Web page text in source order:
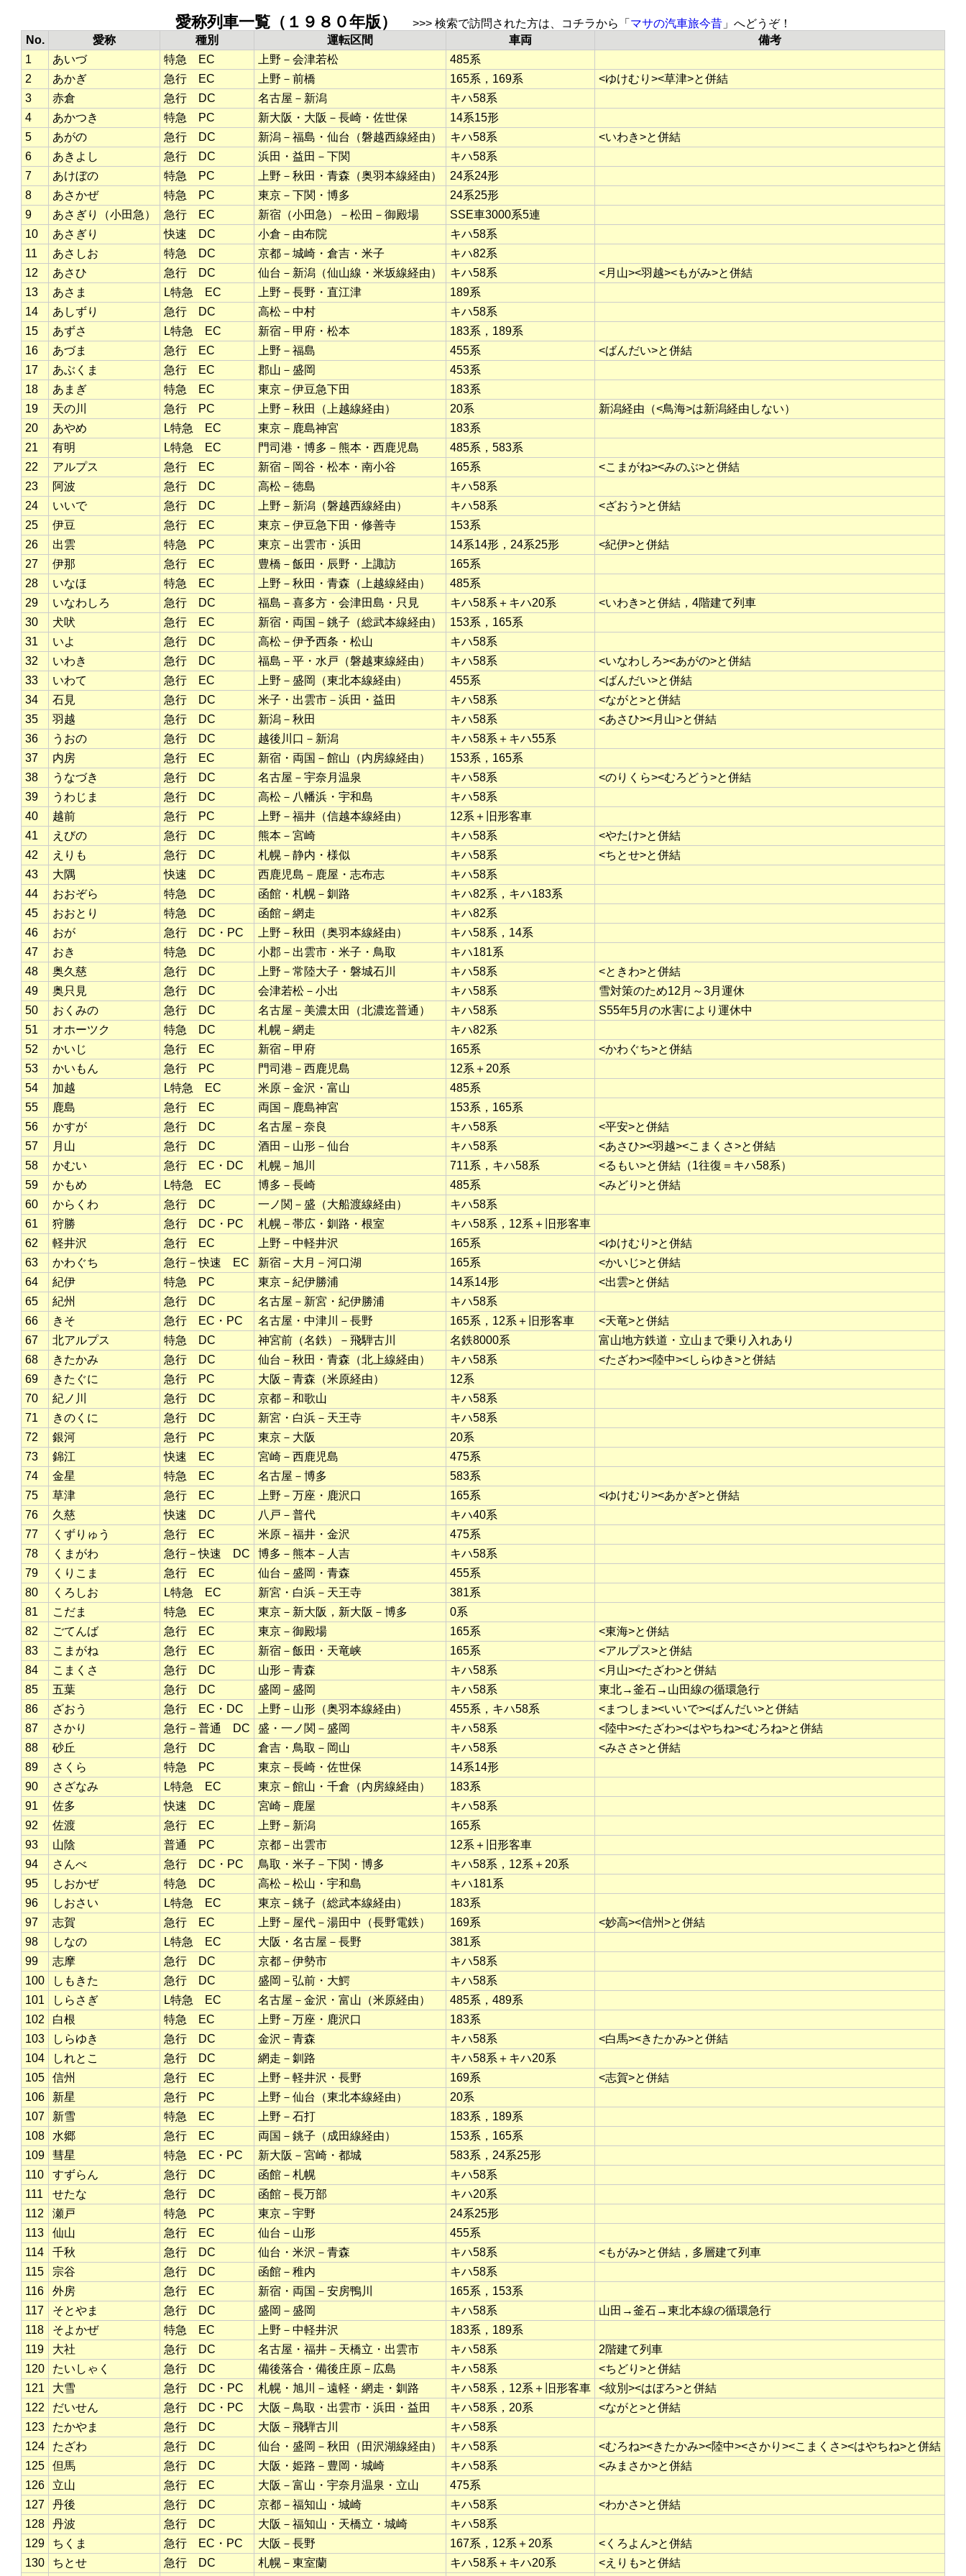
愛称列車一覧（１９８０年版） >>> 検索で訪問された方は、コチラから「 マサの汽車旅今昔」へどうぞ！
No.
愛称 種別 運転区間 車両
備考
1
あいづ 特急 EC 上野－会津若松
485系
2
あかぎ 急行 EC 上野－前橋 165系，169系
<ゆけむり><草津>と併結
3
赤倉 急行 DC 名古屋－新潟
キハ58系
4
あかつき 特急 PC 新大阪・大阪－長崎・佐世保
14系15形
5
あがの 急行 DC 新潟－福島・仙台（磐越西線経由） キハ58系
<いわき>と併結
6
あきよし 急行 DC 浜田・益田－下関
キハ58系
7
あけぼの 特急 PC 上野－秋田・青森（奥羽本線経由）
24系24形
8
あさかぜ 特急 PC 東京－下関・博多
24系25形
9
あさぎり（小田急） 急行 EC 新宿（小田急）－松田－御殿場
SSE車3000系5連
10
あさぎり 快速 DC 小倉－由布院
キハ58系
11
あさしお 特急 DC 京都－城崎・倉吉・米子
キハ82系
12
あさひ 急行 DC 仙台－新潟（仙山線・米坂線経由） キハ58系
<月山><羽越><もがみ>と併結
13
あさま L特急 EC 上野－長野・直江津
189系
14
あしずり 急行 DC 高松－中村
キハ58系
15
あずさ L特急 EC 新宿－甲府・松本
183系，189系
16
あづま 急行 EC 上野－福島 455系
<ばんだい>と併結
17
あぶくま 急行 EC 郡山－盛岡
453系
18
あまぎ 特急 EC 東京－伊豆急下田
183系
19
天の川 急行 PC 上野－秋田（上越線経由） 20系
新潟経由（<鳥海>は新潟経由しない）
20
あやめ L特急 EC 東京－鹿島神宮
183系
21
有明 L特急 EC 門司港・博多－熊本・西鹿児島
485系，583系
22
アルプス 急行 EC 新宿－岡谷・松本・南小谷 165系
<こまがね><みのぶ>と併結
23
阿波 急行 DC 高松－徳島
キハ58系
24
いいで 急行 DC 上野－新潟（磐越西線経由） キハ58系
<ざおう>と併結
25
伊豆 急行 EC 東京－伊豆急下田・修善寺
153系
26
出雲 特急 PC 東京－出雲市・浜田 14系14形，24系25形
<紀伊>と併結
27
伊那 急行 EC 豊橋－飯田・辰野・上諏訪
165系
28
いなほ 特急 EC 上野－秋田・青森（上越線経由）
485系
29
いなわしろ 急行 DC 福島－喜多方・会津田島・只見 キハ58系＋キハ20系
<いわき>と併結，4階建て列車
30
犬吠 急行 EC 新宿・両国－銚子（総武本線経由）
153系，165系
31
いよ 急行 DC 高松－伊予西条・松山
キハ58系
32
いわき 急行 DC 福島－平・水戸（磐越東線経由） キハ58系
<いなわしろ><あがの>と併結
33
いわて 急行 EC 上野－盛岡（東北本線経由） 455系
<ばんだい>と併結
34
石見 急行 DC 米子・出雲市－浜田・益田 キハ58系
<ながと>と併結
35
羽越 急行 DC 新潟－秋田 キハ58系
<あさひ><月山>と併結
36
うおの 急行 DC 越後川口－新潟
キハ58系＋キハ55系
37
内房 急行 EC 新宿・両国－館山（内房線経由）
153系，165系
38
うなづき 急行 DC 名古屋－宇奈月温泉 キハ58系
<のりくら><むろどう>と併結
39
うわじま 急行 DC 高松－八幡浜・宇和島
キハ58系
40
越前 急行 PC 上野－福井（信越本線経由）
12系＋旧形客車
41
えびの 急行 DC 熊本－宮崎 キハ58系
<やたけ>と併結
42
えりも 急行 DC 札幌－静内・様似 キハ58系
<ちとせ>と併結
43
大隅 快速 DC 西鹿児島－鹿屋・志布志
キハ58系
44
おおぞら 特急 DC 函館・札幌－釧路
キハ82系，キハ183系
45
おおとり 特急 DC 函館－網走
キハ82系
46
おが 急行 DC・PC 上野－秋田（奥羽本線経由）
キハ58系，14系
47
おき 特急 DC 小郡－出雲市・米子・鳥取
キハ181系
48
奥久慈 急行 DC 上野－常陸大子・磐城石川 キハ58系
<ときわ>と併結
49
奥只見 急行 DC 会津若松－小出 キハ58系
雪対策のため12月～3月運休
50
おくみの 急行 DC 名古屋－美濃太田（北濃迄普通） キハ58系
S55年5月の水害により運休中
51
オホーツク 特急 DC 札幌－網走
キハ82系
52
かいじ 急行 EC 新宿－甲府 165系
<かわぐち>と併結
53
かいもん 急行 PC 門司港－西鹿児島
12系＋20系
54
加越 L特急 EC 米原－金沢・富山
485系
55
鹿島 急行 EC 両国－鹿島神宮
153系，165系
56
かすが 急行 DC 名古屋－奈良 キハ58系
<平安>と併結
57
月山 急行 DC 酒田－山形－仙台 キハ58系
<あさひ><羽越><こまくさ>と併結
58
かむい 急行 EC・DC 札幌－旭川 711系，キハ58系
<るもい>と併結（1往復＝キハ58系）
59
かもめ L特急 EC 博多－長崎 485系
<みどり>と併結
60
からくわ 急行 DC 一ノ関－盛（大船渡線経由）
キハ58系
61
狩勝 急行 DC・PC 札幌－帯広・釧路・根室
キハ58系，12系＋旧形客車
62
軽井沢 急行 EC 上野－中軽井沢 165系
<ゆけむり>と併結
63
かわぐち 急行－快速 EC 新宿－大月－河口湖 165系
<かいじ>と併結
64
紀伊 特急 PC 東京－紀伊勝浦 14系14形
<出雲>と併結
65
紀州 急行 DC 名古屋－新宮・紀伊勝浦
キハ58系
66
きそ 急行 EC・PC 名古屋・中津川－長野 165系，12系＋旧形客車
<天竜>と併結
67
北アルプス 特急 DC 神宮前（名鉄）－飛騨古川 名鉄8000系
富山地方鉄道・立山まで乗り入れあり
68
きたかみ 急行 DC 仙台－秋田・青森（北上線経由） キハ58系
<たざわ><陸中><しらゆき>と併結
69
きたぐに 急行 PC 大阪－青森（米原経由）
12系
70
紀ノ川 急行 DC 京都－和歌山
キハ58系
71
きのくに 急行 DC 新宮・白浜－天王寺
キハ58系
72
銀河 急行 PC 東京－大阪
20系
73
錦江 快速 EC 宮崎－西鹿児島
475系
74
金星 特急 EC 名古屋－博多
583系
75
草津 急行 EC 上野－万座・鹿沢口 165系
<ゆけむり><あかぎ>と併結
76
久慈 快速 DC 八戸－普代
キハ40系
77
くずりゅう 急行 EC 米原－福井・金沢
475系
78
くまがわ 急行－快速 DC 博多－熊本－人吉
キハ58系
79
くりこま 急行 EC 仙台－盛岡・青森
455系
80
くろしお L特急 EC 新宮・白浜－天王寺
381系
81
こだま 特急 EC 東京－新大阪，新大阪－博多
0系
82
ごてんば 急行 EC 東京－御殿場 165系
<東海>と併結
83
こまがね 急行 EC 新宿－飯田・天竜峡 165系
<アルプス>と併結
84
こまくさ 急行 DC 山形－青森 キハ58系
<月山><たざわ>と併結
85
五葉 急行 DC 盛岡－盛岡 キハ58系
東北→釜石→山田線の循環急行
86
ざおう 急行 EC・DC 上野－山形（奥羽本線経由） 455系，キハ58系
<まつしま><いいで><ばんだい>と併結
87
さかり 急行－普通 DC 盛・一ノ関－盛岡 キハ58系
<陸中><たざわ><はやちね><むろね>と併結
88
砂丘 急行 DC 倉吉・鳥取－岡山 キハ58系
<みささ>と併結
89
さくら 特急 PC 東京－長崎・佐世保
14系14形
90
さざなみ L特急 EC 東京－館山・千倉（内房線経由）
183系
91
佐多 快速 DC 宮崎－鹿屋
キハ58系
92
佐渡 急行 EC 上野－新潟
165系
93
山陰 普通 PC 京都－出雲市
12系＋旧形客車
94
さんべ 急行 DC・PC 鳥取・米子－下関・博多
キハ58系，12系＋20系
95
しおかぜ 特急 DC 高松－松山・宇和島
キハ181系
96
しおさい L特急 EC 東京－銚子（総武本線経由）
183系
97
志賀 急行 EC 上野－屋代－湯田中（長野電鉄） 169系
<妙高><信州>と併結
98
しなの L特急 EC 大阪・名古屋－長野
381系
99
志摩 急行 DC 京都－伊勢市
キハ58系
100
しもきた 急行 DC 盛岡－弘前・大鰐
キハ58系
101
しらさぎ L特急 EC 名古屋－金沢・富山（米原経由）
485系，489系
102
白根 特急 EC 上野－万座・鹿沢口
183系
103
しらゆき 急行 DC 金沢－青森 キハ58系
<白馬><きたかみ>と併結
104
しれとこ 急行 DC 網走－釧路
キハ58系＋キハ20系
105
信州 急行 EC 上野－軽井沢・長野 169系
<志賀>と併結
106
新星 急行 PC 上野－仙台（東北本線経由）
20系
107
新雪 特急 EC 上野－石打
183系，189系
108
水郷 急行 EC 両国－銚子（成田線経由）
153系，165系
109
彗星 特急 EC・PC 新大阪－宮崎・都城
583系，24系25形
110
すずらん 急行 DC 函館－札幌
キハ58系
111
せたな 急行 DC 函館－長万部
キハ20系
112
瀬戸 特急 PC 東京－宇野
24系25形
113
仙山 急行 EC 仙台－山形
455系
114
千秋 急行 DC 仙台・米沢－青森 キハ58系
<もがみ>と併結，多層建て列車
115
宗谷 急行 DC 函館－稚内
キハ58系
116
外房 急行 EC 新宿・両国－安房鴨川
165系，153系
117
そとやま 急行 DC 盛岡－盛岡 キハ58系
山田→釜石→東北本線の循環急行
118
そよかぜ 特急 EC 上野－中軽井沢
183系，189系
119
大社 急行 DC 名古屋・福井－天橋立・出雲市 キハ58系
2階建て列車
120
たいしゃく 急行 DC 備後落合・備後庄原－広島 キハ58系
<ちどり>と併結
121
大雪 急行 DC・PC 札幌・旭川－遠軽・網走・釧路 キハ58系，12系＋旧形客車
<紋別><はぼろ>と併結
122
だいせん 急行 DC・PC 大阪－鳥取・出雲市・浜田・益田 キハ58系，20系
<ながと>と併結
123
たかやま 急行 DC 大阪－飛騨古川
キハ58系
124
たざわ 急行 DC 仙台・盛岡－秋田（田沢湖線経由） キハ58系
<むろね><きたかみ><陸中><さかり><こまくさ><はやちね>と併結
125
但馬 急行 DC 大阪・姫路－豊岡・城崎 キハ58系
<みまさか>と併結
126
立山 急行 EC 大阪－富山・宇奈月温泉・立山
475系
127
丹後 急行 DC 京都－福知山・城崎 キハ58系
<わかさ>と併結
128
丹波 急行 DC 大阪－福知山・天橋立・城崎
キハ58系
129
ちくま 急行 EC・PC 大阪－長野 167系，12系＋20系
<くろよん>と併結
130
ちとせ 急行 DC 札幌－東室蘭 キハ58系＋キハ20系 <えりも>と併結